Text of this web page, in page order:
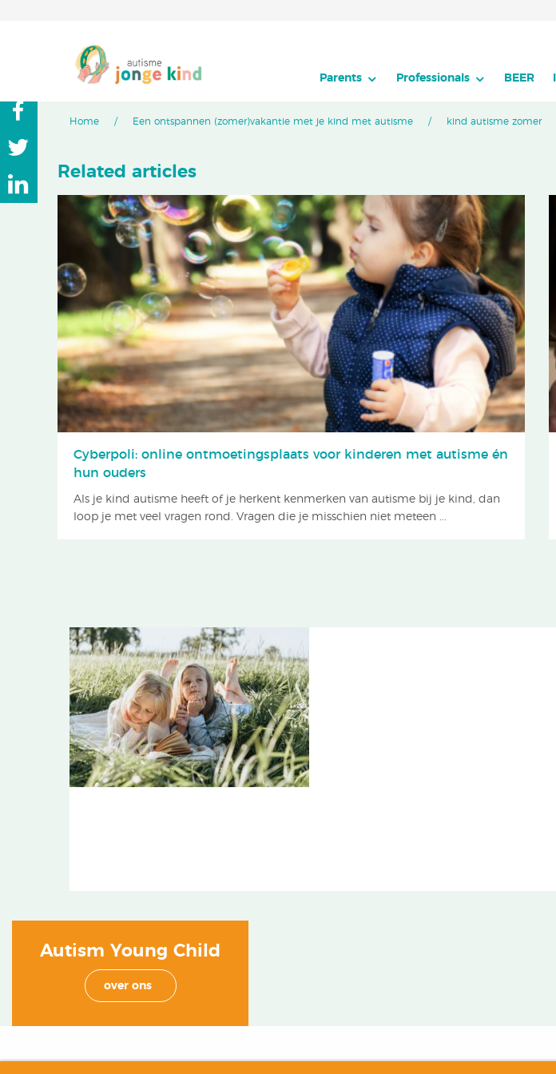
Parents Professionals BEER
Home Een ontspannen (zomer)vakantie met je kind met autisme kind autisme zomer
Related articles
Cyberpoli: online ontmoetingsplaats voor kinderen met autisme én
hun ouders
Als je kind autisme heeft of je herkent kenmerken van autisme bij je kind, dan
loop je met veel vragen rond. Vragen die je misschien niet meteen ...
Autism Young Child
over ons